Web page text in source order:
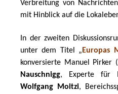
Verbreitung von
mit Hinblick auf die
In der zweiten
unter dem Titel „ Europas
konversierte Manuel Pirker
Nauschnigg
Wolfgang Moitzi,